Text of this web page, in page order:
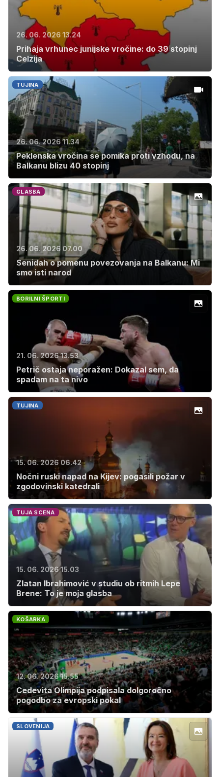
26. 06. 2026 13.24
Prihaja vrhunec junijske vročine: do 39 stopinj
Celzija
TUJINA
26. 06. 2026 11.34
Peklenska vročina se pomika proti vzhodu, na
Balkanu blizu 40 stopinj
GLASBA
26. 06. 2026 07.00
Senidah o pomenu povezovanja na Balkanu: Mi
smo isti narod
BORILNI ŠPORTI
21. 06. 2026 13.53
Petrič ostaja neporažen: Dokazal sem, da
spadam na ta nivo
TUJINA
15. 06. 2026 06.42
Nočni ruski napad na Kijev: pogasili požar v
zgodovinski katedrali
TUJA SCENA
15. 06. 2026 15.03
Zlatan Ibrahimović v studiu ob ritmih Lepe
Brene: To je moja glasba
KOŠARKA
12. 06. 2026 15.55
Cedevita Olimpija podpisala dolgoročno
pogodbo za evropski pokal
SLOVENIJA